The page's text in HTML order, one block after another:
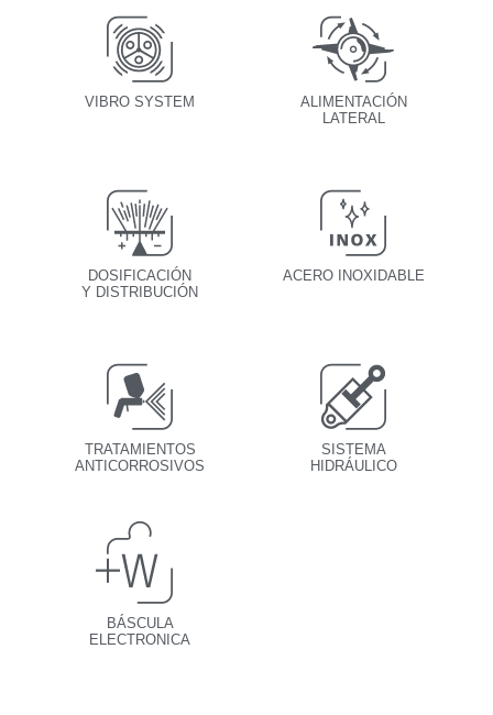
VIBRO SYSTEM
ALIMENTACIÓN
LATERAL
DOSIFICACIÓN
Y DISTRIBUCIÓN
ACERO INOXIDABLE
TRATAMIENTOS
ANTICORROSIVOS
SISTEMA
HIDRÁULICO
BÁSCULA
ELECTRONICA